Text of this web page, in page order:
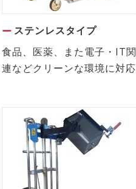
ステンレスタイプ
食品、医薬、また電子・IT関
連などクリーンな環境に対応